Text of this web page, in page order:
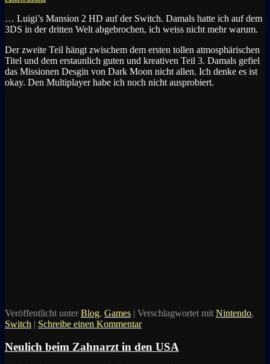
… Luigi’s Mansion 2 HD auf der Switch. Damals hatte ich auf dem
3DS in der dritten Welt abgebrochen, ich weiss nicht mehr warum.
Der zweite Teil hängt zwischem dem ersten tollen atmosphärischen
Titel und dem erstaunlich guten und kreativen Teil 3. Damals gefiel
das Missionen Desgin von Dark Moon nicht allen. Ich denke es ist
okay. Den Multiplayer habe ich noch nicht ausprobiert.
Veröffentlicht unter Blog, Games | Verschlagwortet mit Nintendo,
Switch | Schreibe einen Kommentar
Neulich beim Zahnarzt in den USA